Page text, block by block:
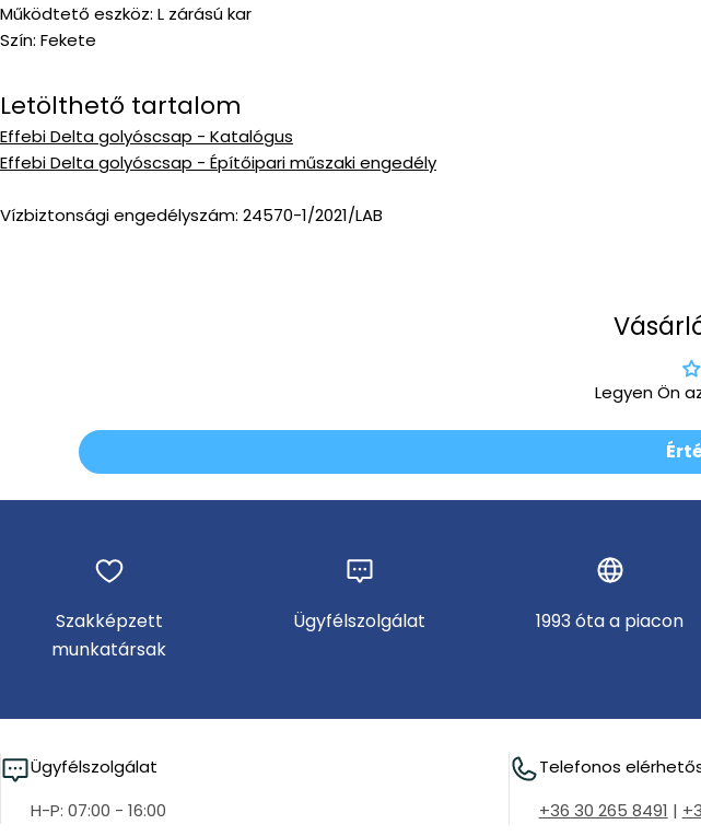
Működtető eszköz: L zárású kar
Szín: Fekete
Letölthető tartalom
Effebi Delta golyóscsap - Katalógus
Effebi Delta golyóscsap - Építőipari műszaki engedély
Vízbiztonsági engedélyszám: 24570-1/2021/LAB
Legyen Ön
Szakképzett
munkatársak
Ügyfélszolgálat 1993 óta a piacon
Ügyfélszolgálat
H-P: 07:00 - 16:00
Telefonos
+36 30 265 8491 |